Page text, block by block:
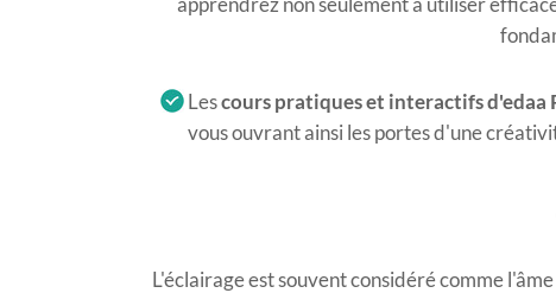
Lescours pratiques et interactifs d'edaa
vous ouvrant ainsi les portes d'une
L'éclairage est souvent considéré comme